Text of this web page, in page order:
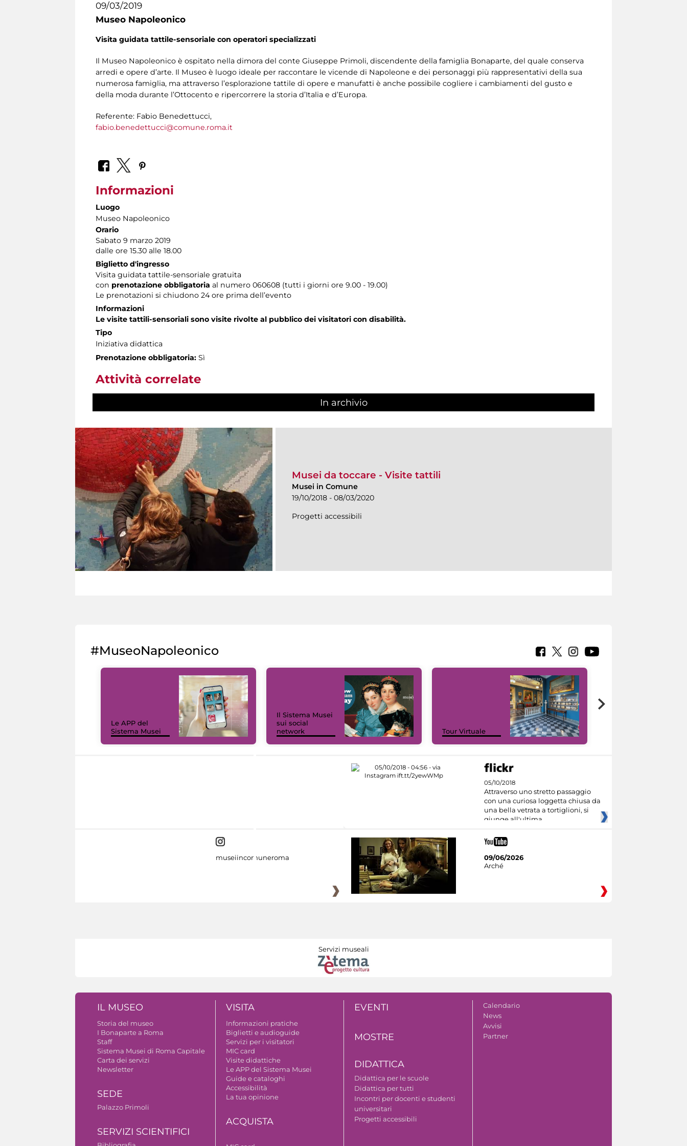
09/03/2019
Museo Napoleonico
Visita guidata tattile-sensoriale con operatori specializzati
Il Museo Napoleonico è ospitato nella dimora del conte Giuseppe Primoli, discendente della famiglia Bonaparte, del quale conserva
arredi e opere d’arte. Il Museo è luogo ideale per raccontare le vicende di Napoleone e dei personaggi più rappresentativi della sua
numerosa famiglia, ma attraverso l’esplorazione tattile di opere e manufatti è anche possibile cogliere i cambiamenti del gusto e
della moda durante l’Ottocento e ripercorrere la storia d’Italia e d’Europa.
Referente: Fabio Benedettucci,
fabio.benedettucci@comune.roma.it
Informazioni
Luogo
Museo Napoleonico
Orario
Sabato 9 marzo 2019
dalle ore 15.30 alle 18.00
Biglietto d'ingresso
Visita guidata tattile-sensoriale gratuita
con prenotazione obbligatoria al numero 060608 (tutti i giorni ore 9.00 - 19.00)
Le prenotazioni si chiudono 24 ore prima dell’evento
Informazioni
Le visite tattili-sensoriali sono visite rivolte al pubblico dei visitatori con disabilità.
Tipo
Iniziativa didattica
Prenotazione obbligatoria: Sì
Attività correlate
In archivio
Musei da toccare - Visite tattili
Musei in Comune
19/10/2018 - 08/03/2020
Progetti accessibili
#MuseoNapoleonico
Le APP del
Sistema Musei
Il Sistema Musei
sui social
network
Tour Virtuale
05/10/2018
Attraverso uno stretto passaggio
con una curiosa loggetta chiusa da
una bella vetrata a tortiglioni, si
giunge all'ultima
museiincomuneroma
09/06/2026
Arché
Servizi museali
IL MUSEO
Storia del museo
I Bonaparte a Roma
Staff
Sistema Musei di Roma Capitale
Carta dei servizi
Newsletter
SEDE
Palazzo Primoli
SERVIZI SCIENTIFICI
VISITA
Informazioni pratiche
Biglietti e audioguide
Servizi per i visitatori
MIC card
Visite didattiche
Le APP del Sistema Musei
Guide e cataloghi
Accessibilità
La tua opinione
ACQUISTA
EVENTI
MOSTRE
DIDATTICA
Didattica per le scuole
Didattica per tutti
Incontri per docenti e studenti
universitari
Progetti accessibili
Calendario
News
Avvisi
Partner